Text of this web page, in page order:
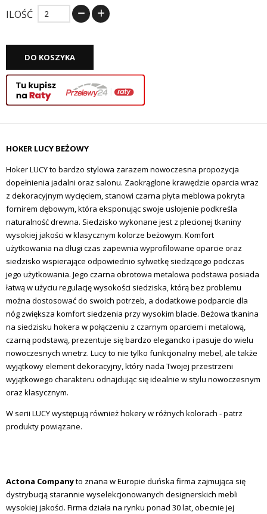
ILOŚĆ
DO KOSZYKA
HOKER LUCY BEŻOWY
Hoker LUCY to bardzo stylowa zarazem nowoczesna propozycja
dopełnienia jadalni oraz salonu. Zaokrąglone krawędzie oparcia wraz
z dekoracyjnym wycięciem, stanowi czarna płyta meblowa pokryta
fornirem dębowym, która eksponując swoje usłojenie podkreśla
naturalność drewna. Siedzisko wykonane jest z plecionej tkaniny
wysokiej jakości w klasycznym kolorze beżowym. Komfort
użytkowania na długi czas zapewnia wyprofilowane oparcie oraz
siedzisko wspierające odpowiednio sylwetkę siedzącego podczas
jego użytkowania. Jego czarna obrotowa metalowa podstawa posiada
łatwą w użyciu regulację wysokości siedziska, którą bez problemu
można dostosować do swoich potrzeb, a dodatkowe podparcie dla
nóg zwiększa komfort siedzenia przy wysokim blacie. Beżowa tkanina
na siedzisku hokera w połączeniu z czarnym oparciem i metalową,
czarną podstawą, prezentuje się bardzo elegancko i pasuje do wielu
nowoczesnych wnetrz. Lucy to nie tylko funkcjonalny mebel, ale także
wyjątkowy element dekoracyjny, który nada Twojej przestrzeni
wyjątkowego charakteru odnajdując się idealnie w stylu nowoczesnym
oraz klasycznym.
W serii LUCY występują również hokery w różnych kolorach - patrz
produkty powiązane.
Actona Companyto znana w Europie duńska firma zajmująca się
dystrybucją starannie wyselekcjonowanych designerskich mebli
wysokiej jakości. Firma działa na rynku ponad 30 lat, obecnie jej